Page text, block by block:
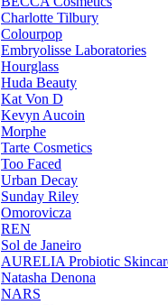
Charlotte Tilbury
Colourpop
Embryolisse Laboratories
Hourglass
Huda Beauty
Kat Von D
Kevyn Aucoin
Morphe
Tarte Cosmetics
Too Faced
Urban Decay
Sunday Riley
Omorovicza
REN
Sol de Janeiro
AURELIA Probiotic
Natasha Denona
NARS